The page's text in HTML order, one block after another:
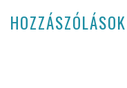
HOZZÁSZÓLÁSOK